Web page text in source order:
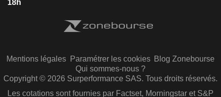
18h
Mentions légales Paramétrer les cookies Blog Zonebourse
Qui sommes-nous ?
Copyright © 2026 Surperformance SAS. Tous droits réservés.
Les cotations sont fournies par Factset, Morningstar et S&P